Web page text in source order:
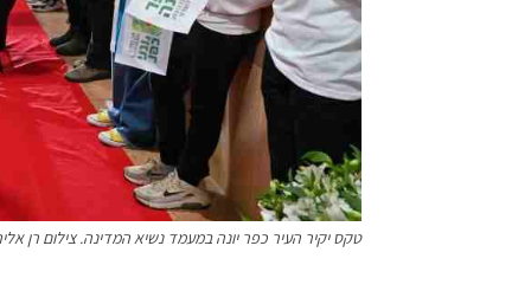
טקס יקיר העיר כפר יונה במעמד נשיא המדינה. צילום רן